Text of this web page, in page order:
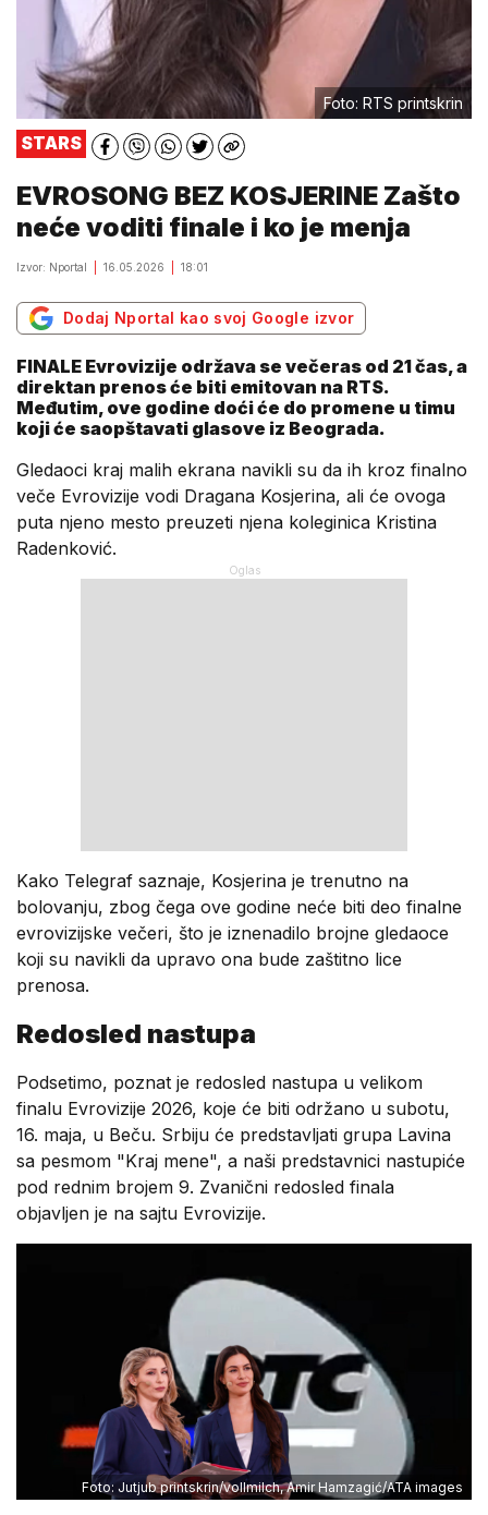
Foto: RTS printskrin
STARS
EVROSONG BEZ KOSJERINE Zašto
neće voditi finale i ko je menja
Izvor: Nportal 16.05.2026 18:01
Dodaj Nportal kao svoj Google izvor
FINALE Evrovizije održava se večeras od 21 čas, a
direktan prenos će biti emitovan na RTS.
Međutim, ove godine doći će do promene u timu
koji će saopštavati glasove iz Beograda.
Gledaoci kraj malih ekrana navikli su da ih kroz finalno
veče Evrovizije vodi Dragana Kosjerina, ali će ovoga
puta njeno mesto preuzeti njena koleginica Kristina
Radenković.
Kako Telegraf saznaje, Kosjerina je trenutno na
bolovanju, zbog čega ove godine neće biti deo finalne
evrovizijske večeri, što je iznenadilo brojne gledaoce
koji su navikli da upravo ona bude zaštitno lice
prenosa.
Redosled nastupa
Podsetimo, poznat je redosled nastupa u velikom
finalu Evrovizije 2026, koje će biti održano u subotu,
16. maja, u Beču. Srbiju će predstavljati grupa Lavina
sa pesmom "Kraj mene", a naši predstavnici nastupiće
pod rednim brojem 9. Zvanični redosled finala
objavljen je na sajtu Evrovizije.
Foto: Jutjub printskrin/vollmilch, Amir Hamzagić/ATA images